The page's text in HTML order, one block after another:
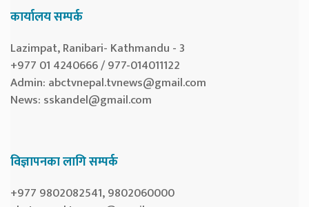
कार्यालय सम्पर्क
Lazimpat, Ranibari- Kathmandu - 3
+977 01 4240666 / 977-014011122
Admin: abctvnepal.tvnews@gmail.com
News: sskandel@gmail.com
विज्ञापनका लागि सम्पर्क
+977 9802082541, 9802060000